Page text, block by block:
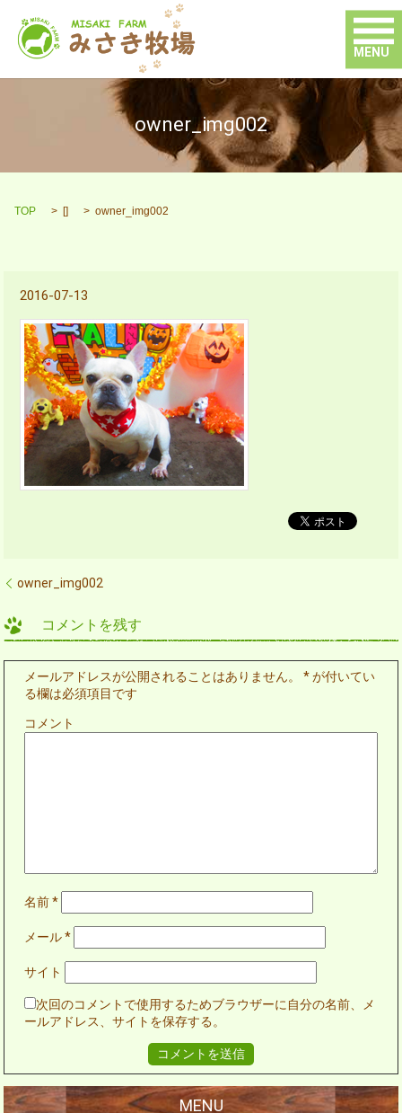
MENU
owner_img002
TOP [] owner_img002
2016-07-13
owner_img002
コメントを残す
メールアドレスが公開されることはありません。 *が付いてい
る欄は必須項目です
コメント
名前*
メール*
サイト
次回のコメントで使用するためブラウザーに自分の名前、メ
ールアドレス、サイトを保存する。